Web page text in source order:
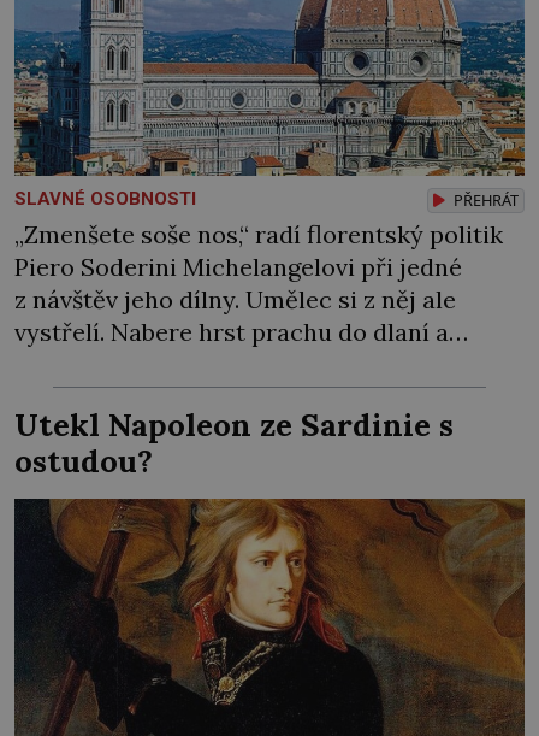
SLAVNÉ OSOBNOSTI PŘEHRÁT
„Zmenšete soše nos,“ radí florentský politik
Piero Soderini Michelangelovi při jedné
z návštěv jeho dílny. Umělec si z něj ale
vystřelí. Nabere hrst prachu do dlaní a
kus nosu odsekl. Přitom se svého díla ve
skutečnosti ani nedotkne. Mluvit do práce si
nenechá – od nikoho! Hrdí Florenťané touží
[…]
Utekl Napoleon ze Sardinie s
ostudou?